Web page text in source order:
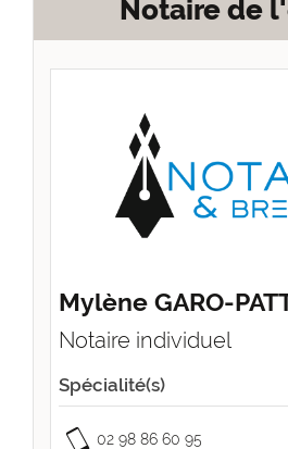
Notaire de
Mylène GARO-
Notaire individuel
Spécialité(s)
02 98 86 60 95